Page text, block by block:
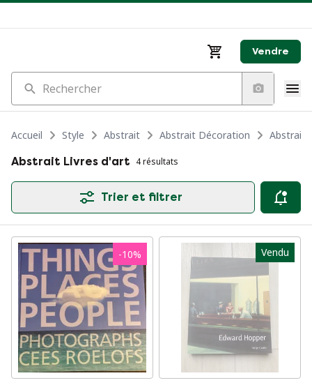
Vendre
Rechercher
Accueil Style Abstrait Abstrait Décoration
Abstrait
Abstrait Livres d'art 4 résultats
Trier et filtrer
-10% Vendu